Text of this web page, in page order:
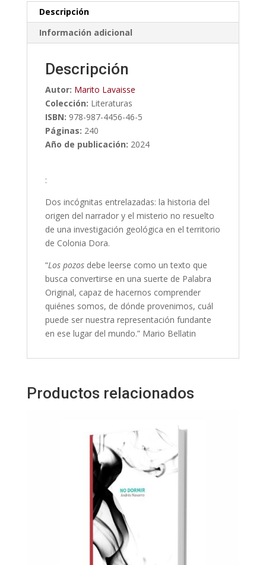
Descripción
Información adicional
Descripción
Autor: Marito Lavaisse
Colección: Literaturas
ISBN: 978-987-4456-46-5
Páginas: 240
Año de publicación: 2024
:
Dos incógnitas entrelazadas: la historia del
origen del narrador y el misterio no resuelto
de una investigación geológica en el territorio
de Colonia Dora.
“Los pozosdebe leerse como un texto que
busca convertirse en una suerte de Palabra
Original, capaz de hacernos comprender
quiénes somos, de dónde provenimos, cuál
puede ser nuestra representación fundante
en ese lugar del mundo.” Mario Bellatin
Productos relacionados